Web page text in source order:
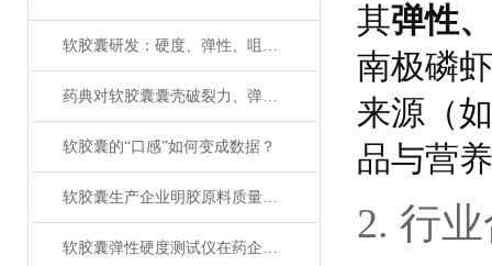
软胶囊研发：硬度、弹性、咀嚼性如何驱动配方精准优化？
药典对软胶囊囊壳破裂力、弹性模量、形变量的定量要求与检测方法全解析
软胶囊的“口感”如何变成数据？
软胶囊生产企业明胶原料质量控制的标准解决方案
软胶囊弹性硬度测试仪在药企QC实验室的完整应用方案
其弹性
南极磷
来源（
品与营
2. 行